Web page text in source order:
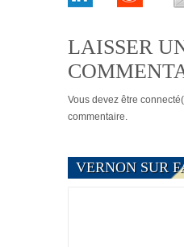
LAISSER
Vous devez être
commentaire.
VERNON SUR